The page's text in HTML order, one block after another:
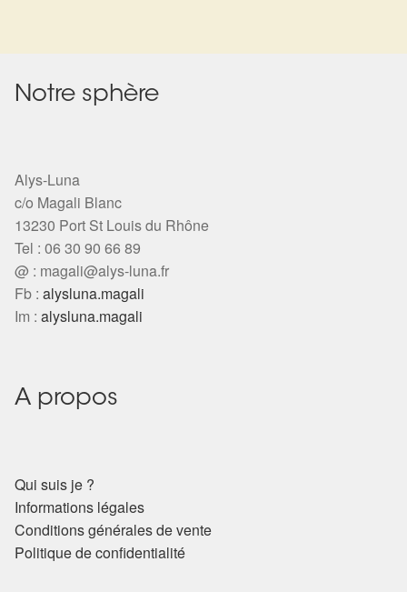
Notre sphère
Alys-Luna
c/o Magali Blanc
13230 Port St Louis du Rhône
Tel : 06 30 90 66 89
@ : magali@alys-luna.fr
Fb : alysluna.magali
Im : alysluna.magali
A propos
Qui suis je ?
Informations légales
Conditions générales de vente
Politique de confidentialité